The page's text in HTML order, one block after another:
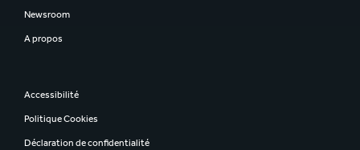
Newsroom
A propos
Accessibilité
Politique Cookies
Déclaration de confidentialité